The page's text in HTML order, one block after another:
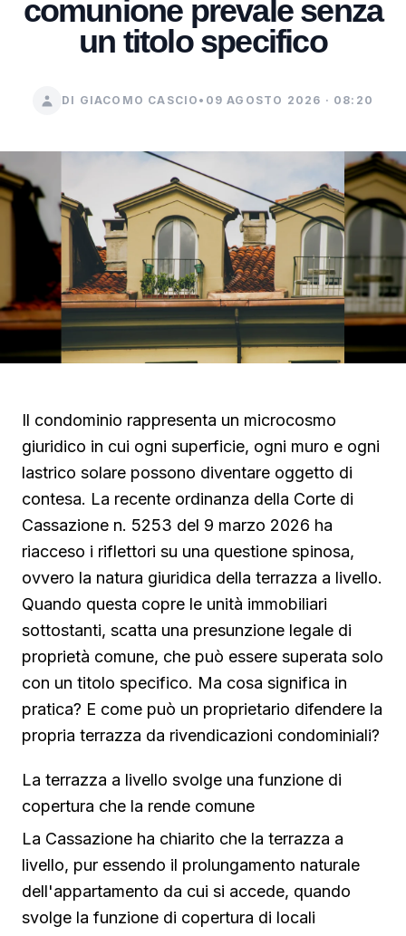
comunione prevale senza
un titolo specifico
DI GIACOMO CASCIO • 09 AGOSTO 2026 · 08:20
Il condominio rappresenta un microcosmo
giuridico in cui ogni superficie, ogni muro e ogni
lastrico solare possono diventare oggetto di
contesa. La recente ordinanza della Corte di
Cassazione n. 5253 del 9 marzo 2026 ha
riacceso i riflettori su una questione spinosa,
ovvero la natura giuridica della terrazza a livello.
Quando questa copre le unità immobiliari
sottostanti, scatta una presunzione legale di
proprietà comune, che può essere superata solo
con un titolo specifico. Ma cosa significa in
pratica? E come può un proprietario difendere la
propria terrazza da rivendicazioni condominiali?
La terrazza a livello svolge una funzione di
copertura che la rende comune
La Cassazione ha chiarito che la terrazza a
livello, pur essendo il prolungamento naturale
dell'appartamento da cui si accede, quando
svolge la funzione di copertura di locali